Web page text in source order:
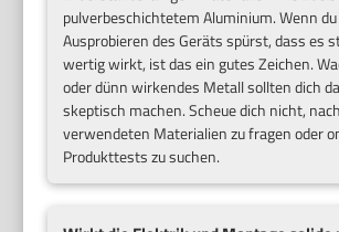
pulverbeschichtetem Aluminium. Wenn
Ausprobieren des Geräts spürst, dass es
wertig wirkt, ist das ein gutes Zeichen.
oder dünn wirkendes Metall sollten dich
skeptisch machen. Scheue dich nicht,
verwendeten Materialien zu fragen oder
Produkttests zu suchen.